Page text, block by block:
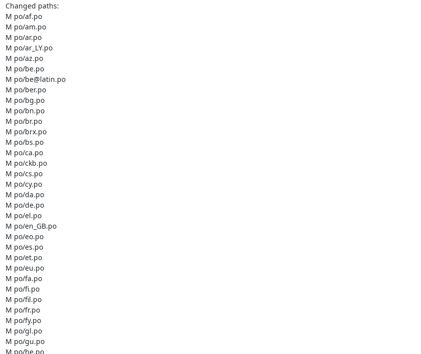
Changed paths:
M po/af.po
M po/am.po
M po/ar.po
M po/ar_LY.po
M po/az.po
M po/be.po
M po/be@latin.po
M po/ber.po
M po/bg.po
M po/bn.po
M po/br.po
M po/brx.po
M po/bs.po
M po/ca.po
M po/ckb.po
M po/cs.po
M po/cy.po
M po/da.po
M po/de.po
M po/el.po
M po/en_GB.po
M po/eo.po
M po/es.po
M po/et.po
M po/eu.po
M po/fa.po
M po/fi.po
M po/fil.po
M po/fr.po
M po/fy.po
M po/gl.po
M po/gu.po
M po/he.po